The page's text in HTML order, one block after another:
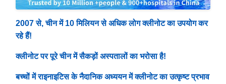
2007 से, चीन में 10 मिलियन से अधिक लोग क्लीनोट का उपयोग कर
रहे हैं!
क्लीनोट पर पूरे चीन में सैकड़ों अस्पतालों का भरोसा है!
बच्चों में राइनाइटिस के नैदानिक अध्ययन में क्लीनोट का उत्कृष्ट प्रभाव